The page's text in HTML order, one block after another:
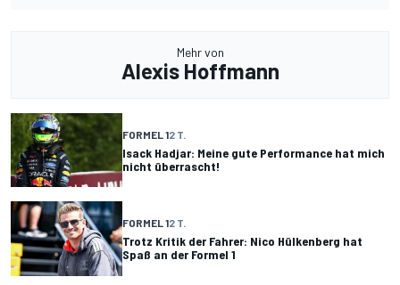
Mehr von
Alexis Hoffmann
FORMEL 12 T.
Isack Hadjar: Meine gute Performance hat mich
nicht überrascht!
FORMEL 12 T.
Trotz Kritik der Fahrer: Nico Hülkenberg hat
Spaß an der Formel 1